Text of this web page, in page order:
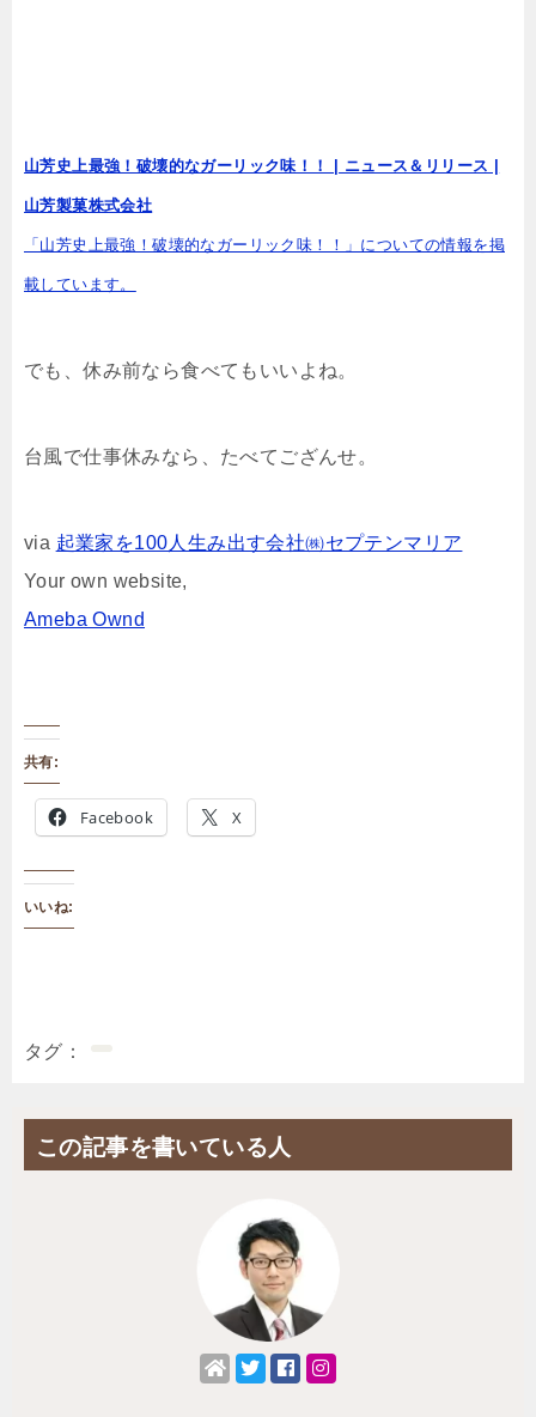
山芳史上最強！破壊的なガーリック味！！ | ニュース＆リリース |
山芳製菓株式会社
「山芳史上最強！破壊的なガーリック味！！」についての情報を掲
載しています。
でも、休み前なら食べてもいいよね。
台風で仕事休みなら、たべてござんせ。
via 起業家を100人生み出す会社㈱セプテンマリア
Your own website,
Ameba Ownd
共有:
Facebook X
いいね:
タグ
この記事を書いている人